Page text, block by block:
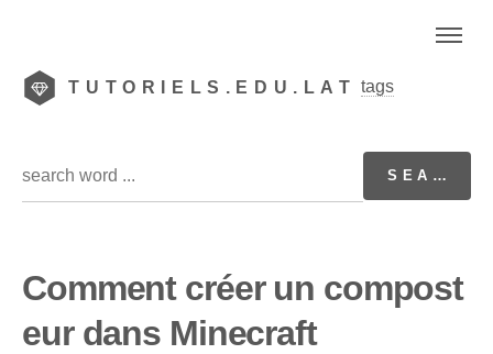
TUTORIELS.EDU.LAT tags
Comment créer un compost
eur dans Minecraft